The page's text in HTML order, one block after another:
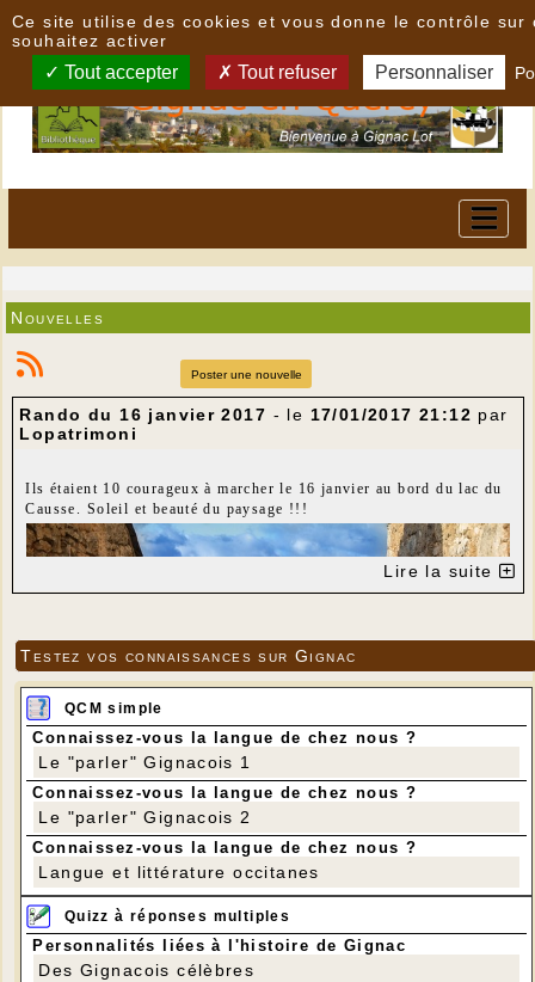
Nouvelles
Poster une nouvelle
Rando du 16 janvier 2017 - le 17/01/2017 21:12 par
Lopatrimoni
Ils étaient 10 courageux à marcher le 16 janvier au bord du lac du
Causse. Soleil et beauté du paysage !!!
Lire la suite
Testez vos connaissances sur Gignac
QCM simple
Connaissez-vous la langue de chez nous ?
Le "parler" Gignacois 1
Connaissez-vous la langue de chez nous ?
Le "parler" Gignacois 2
Connaissez-vous la langue de chez nous ?
Langue et littérature occitanes
Quizz à réponses multiples
Personnalités liées à l'histoire de Gignac
Des Gignacois célèbres
Ce site utilise des cookies et vous donne le contrôle sur
souhaitez activer
Tout accepter Tout refuser Personnaliser